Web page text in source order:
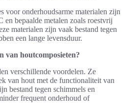
voor onderhoudsarme materialen zijn
en bepaalde metalen zoals roestvrij
materialen zijn vaak bestand tegen
een lange levensduur.
van houtcomposieten?
verschillende voordelen. Ze
van hout met de functionaliteit van
bestand tegen schimmels en
frequent onderhoud of